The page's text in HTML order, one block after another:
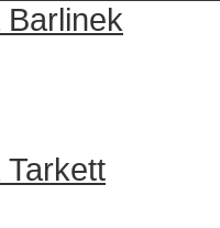
Barlinek
Tarkett